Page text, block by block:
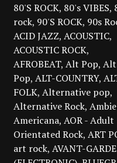
80'S ROCK 80's VIBES
rock 90'S ROCK 90s
ACID JAZZ ACOUSTIC
ACOUSTIC ROCK
AFROBEAT Alt Pop Alt
Pop ALT-COUNTRY
FOLK Alternative pop
Alternative Rock
Americana AOR - Adult
Orientated Rock ART
art rock AVANT-GARDE